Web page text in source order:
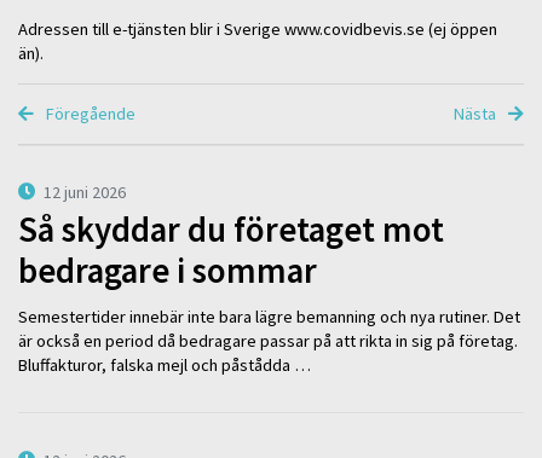
Adressen till e-tjänsten blir i Sverige www.covidbevis.se (ej öppen
än).
Föregående Nästa
12 juni 2026
Så skyddar du företaget mot
bedragare i sommar
Semestertider innebär inte bara lägre bemanning och nya rutiner. Det
är också en period då bedragare passar på att rikta in sig på företag.
Bluffakturor, falska mejl och påstådda …